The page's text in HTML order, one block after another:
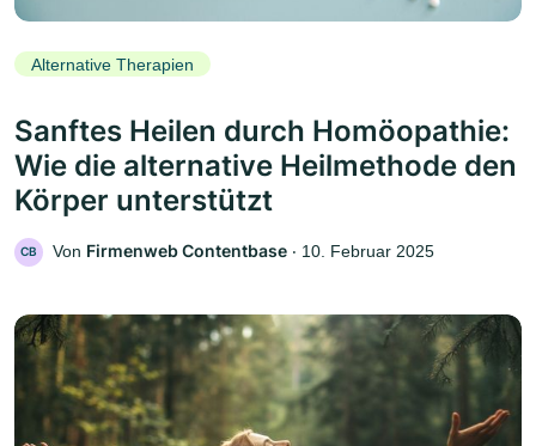
Alternative Therapien
Sanftes Heilen durch Homöopathie:
Wie die alternative Heilmethode den
Körper unterstützt
CB Von Firmenweb Contentbase ‧ 10. Februar 2025